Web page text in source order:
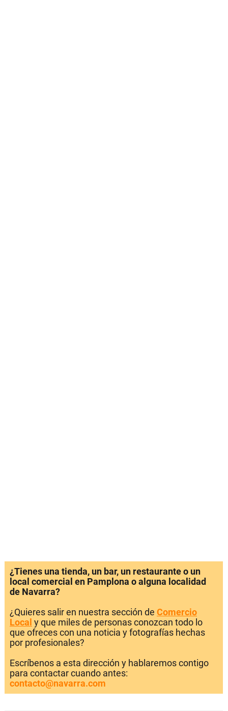
¿Tienes una tienda, un bar, un restaurante o un
local comercial en Pamplona o alguna localidad
de Navarra?
¿Quieres salir en nuestra sección de Comercio
Local y que miles de personas conozcan todo lo
que ofreces con una noticia y fotografías hechas
por profesionales?
Escríbenos a esta dirección y hablaremos contigo
para contactar cuando antes:
contacto@navarra.com